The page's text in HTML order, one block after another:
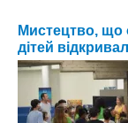
Мистецтво, що
дітей